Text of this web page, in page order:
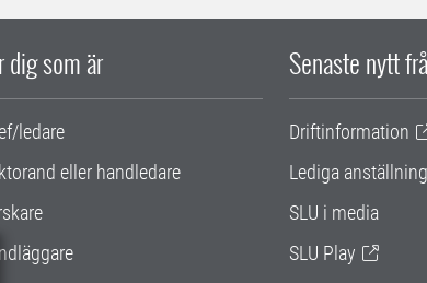
dig som är
ledare
eller handledare
Senaste nytt
Driftinformation
Lediga
SLU i media
SLU Play